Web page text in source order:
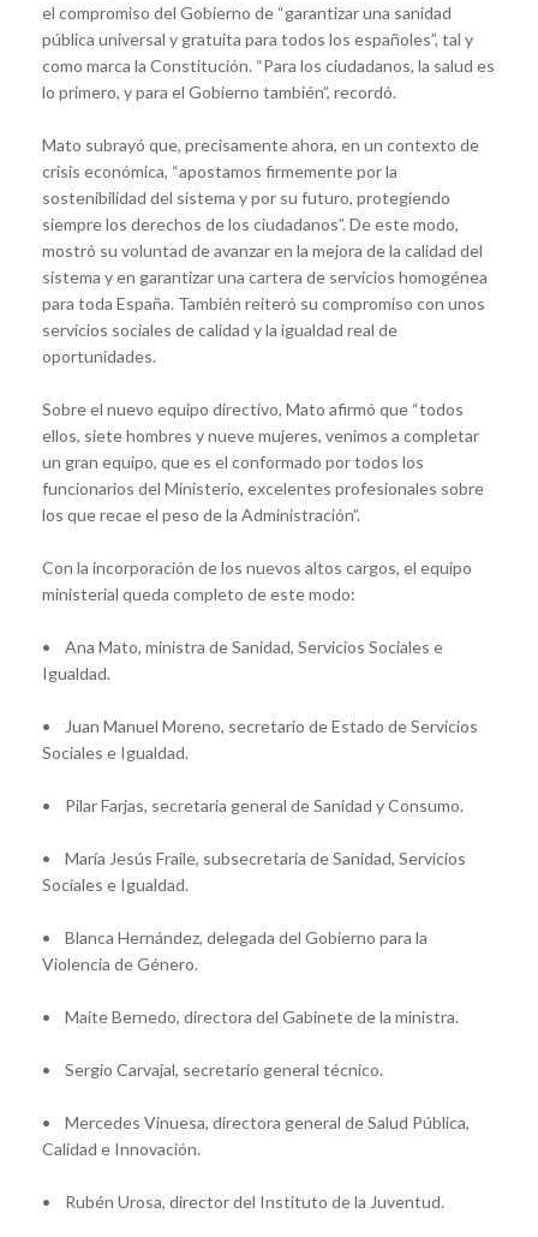
el compromiso del Gobierno de “garantizar una sanidad
pública universal y gratuita para todos los españoles”, tal y
como marca la Constitución. “Para los ciudadanos, la salud es
lo primero, y para el Gobierno también”, recordó.
Mato subrayó que, precisamente ahora, en un contexto de
crisis económica, “apostamos firmemente por la
sostenibilidad del sistema y por su futuro, protegiendo
siempre los derechos de los ciudadanos”. De este modo,
mostró su voluntad de avanzar en la mejora de la calidad del
sistema y en garantizar una cartera de servicios homogénea
para toda España. También reiteró su compromiso con unos
servicios sociales de calidad y la igualdad real de
oportunidades.
Sobre el nuevo equipo directivo, Mato afirmó que “todos
ellos, siete hombres y nueve mujeres, venimos a completar
un gran equipo, que es el conformado por todos los
funcionarios del Ministerio, excelentes profesionales sobre
los que recae el peso de la Administración”.
Con la incorporación de los nuevos altos cargos, el equipo
ministerial queda completo de este modo:
• Ana Mato, ministra de Sanidad, Servicios Sociales e
Igualdad.
• Juan Manuel Moreno, secretario de Estado de Servicios
Sociales e Igualdad.
• Pilar Farjas, secretaria general de Sanidad y Consumo.
• María Jesús Fraile, subsecretaria de Sanidad, Servicios
Sociales e Igualdad.
• Blanca Hernández, delegada del Gobierno para la
Violencia de Género.
• Maite Bernedo, directora del Gabinete de la ministra.
• Sergio Carvajal, secretario general técnico.
• Mercedes Vinuesa, directora general de Salud Pública,
Calidad e Innovación.
• Rubén Urosa, director del Instituto de la Juventud.